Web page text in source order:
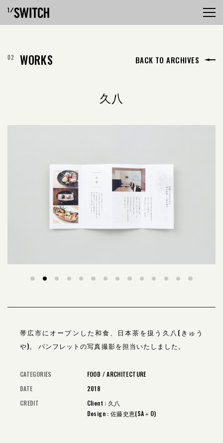
WORKS BACK TO ARCHIVES
久八
帯広市にオープンした和食、日本茶を扱う久八(きゅう
や)。
パンフレットの写真撮影を担当いたしました。
CATEGORIES FOOD
ARCHITECTURE
DATE
2018
CREDIT
Client : 久八
Design : 佐藤史恵(SA＋O)